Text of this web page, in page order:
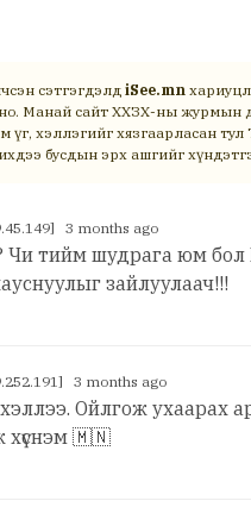
сэтгэгдэлд iSee.mn
Манай сайт ХХЗХ-ны журмын
үг, хэллэгийг хязгаарласан тул
бусдын эрх ашгийг
3 months ago
Чи тийм шудрага юм бол
зайлуулаач!!!
3 months ago
Ойлгож ухаарах
хүснэм 🇲🇳